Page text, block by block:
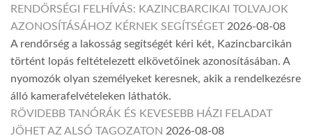
RENDŐRSÉGI FELHÍVÁS: KAZINCBARCIKAI TOLVAJOK
AZONOSÍTÁSÁHOZ KÉRNEK SEGÍTSÉGET 2026-08-08
A rendőrség a lakosság segítségét kéri két, Kazincbarcikán
történt lopás feltételezett elkövetőinek azonosításában. A
nyomozók olyan személyeket keresnek, akik a rendelkezésre
álló kamerafelvételeken láthatók.
RÖVIDEBB TANÓRÁK ÉS KEVESEBB HÁZI FELADAT
JÖHET AZ ALSÓ TAGOZATON 2026-08-08